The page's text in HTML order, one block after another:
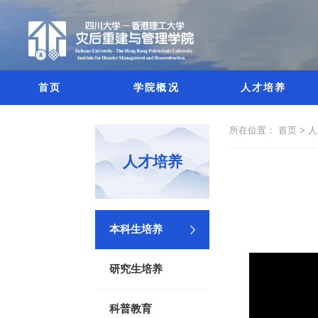
首页 学院概况 人才培养
人才培养
本科生培养
研究生培养
科普教育
所在位置： 首页 >